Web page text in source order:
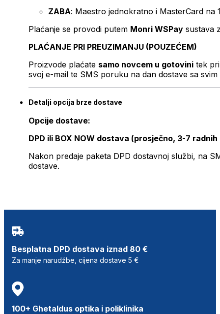
ZABA: Maestro jednokratno i MasterCard na
Plaćanje se provodi putem Monri WSPay sustava
PLAĆANJE PRI PREUZIMANJU (POUZEĆEM)
Proizvode plaćate samo novcem u gotovini tek
svoj e-mail te SMS poruku na dan dostave sa svim
Detalji opcija brze dostave
Opcije dostave:
DPD ili BOX NOW dostava (prosječno, 3-7 radnih
Nakon predaje paketa DPD dostavnoj službi, na
dostave.
Besplatna DPD dostava iznad 80 €
Za manje narudžbe, cijena dostave 5 €
100+ Ghetaldus optika i poliklinika